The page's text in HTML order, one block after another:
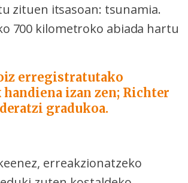
zituen itsasoan: tsunamia.
700 kilometroko abiada hartu
erregistratutako
izan zen; Richter
gradukoa.
erreakzionatzeko